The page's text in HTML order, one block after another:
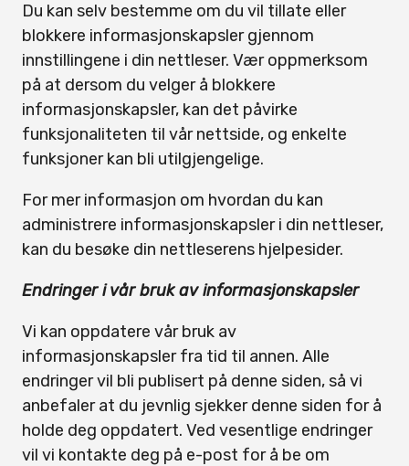
Du kan selv bestemme om du vil tillate eller
blokkere informasjonskapsler gjennom
innstillingene i din nettleser. Vær oppmerksom
på at dersom du velger å blokkere
informasjonskapsler, kan det påvirke
funksjonaliteten til vår nettside, og enkelte
funksjoner kan bli utilgjengelige.
For mer informasjon om hvordan du kan
administrere informasjonskapsler i din nettleser,
kan du besøke din nettleserens hjelpesider.
Endringer i vår bruk av informasjonskapsler
Vi kan oppdatere vår bruk av
informasjonskapsler fra tid til annen. Alle
endringer vil bli publisert på denne siden, så vi
anbefaler at du jevnlig sjekker denne siden for å
holde deg oppdatert. Ved vesentlige endringer
vil vi kontakte deg på e-post for å be om